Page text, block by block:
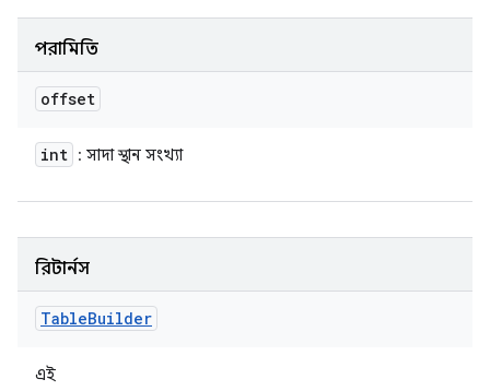
পরামিতি
offset
int : সাদা স্থান সংখ্যা
রিটার্নস
TableBuilder
এই